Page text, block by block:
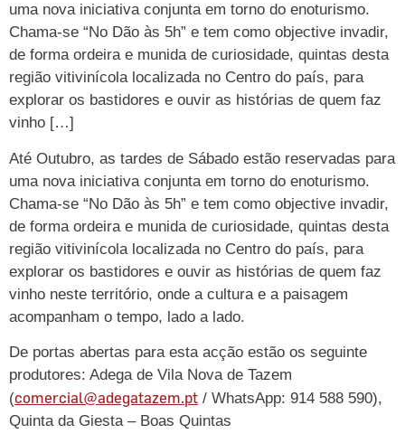
uma nova iniciativa conjunta em torno do enoturismo.
Chama-se “No Dão às 5h” e tem como objective invadir,
de forma ordeira e munida de curiosidade, quintas desta
região vitivinícola localizada no Centro do país, para
explorar os bastidores e ouvir as histórias de quem faz
vinho […]
Até Outubro, as tardes de Sábado estão reservadas para
uma nova iniciativa conjunta em torno do enoturismo.
Chama-se “No Dão às 5h” e tem como objective invadir,
de forma ordeira e munida de curiosidade, quintas desta
região vitivinícola localizada no Centro do país, para
explorar os bastidores e ouvir as histórias de quem faz
vinho neste território, onde a cultura e a paisagem
acompanham o tempo, lado a lado.
De portas abertas para esta acção estão os seguinte
produtores: Adega de Vila Nova de Tazem
(comercial@adegatazem.pt / WhatsApp: 914 588 590),
Quinta da Giesta – Boas Quintas